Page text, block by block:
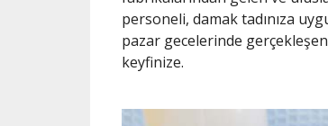
personeli, damak tadınıza
pazar gecelerinde
keyfinize.